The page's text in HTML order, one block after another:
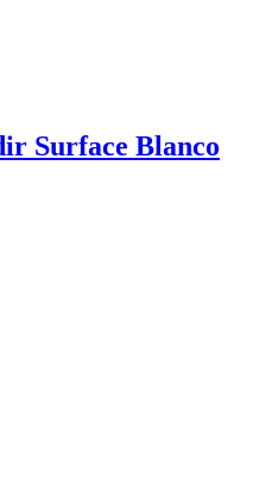
Surface Blanco